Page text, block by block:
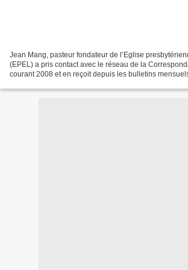
Jean Mang, pasteur fondateur de l’Eglise
(EPEL) a pris contact avec le réseau de la
courant 2008 et en reçoit depuis les bulletins